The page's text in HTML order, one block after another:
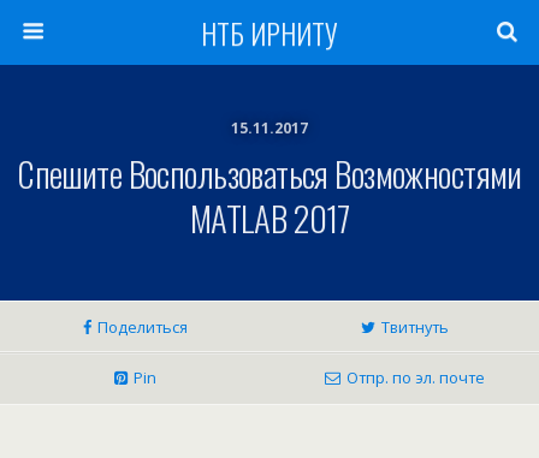
НТБ ИРНИТУ
15.11.2017
Спешите Воспользоваться Возможностями
MATLAB 2017
Поделиться Твитнуть
Pin Отпр. по эл. почте